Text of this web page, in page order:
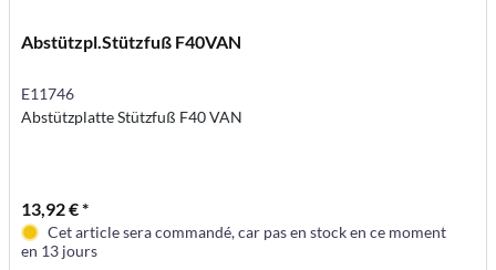
Abstützpl.Stützfuß F40VAN
E11746
Abstützplatte Stützfuß F40 VAN
13,92 € *
Cet article sera commandé, car pas en stock en ce moment
en 13 jours